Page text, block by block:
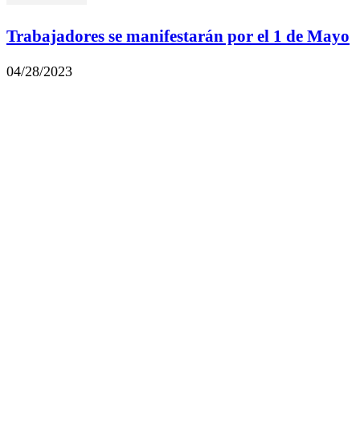
Trabajadores se manifestarán por el 1 de Mayo
04/28/2023